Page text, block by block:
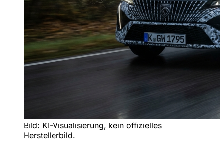
Bild: KI-Visualisierung, kein offizielles
Herstellerbild.